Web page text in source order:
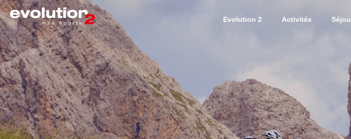
Evolution 2 Activités